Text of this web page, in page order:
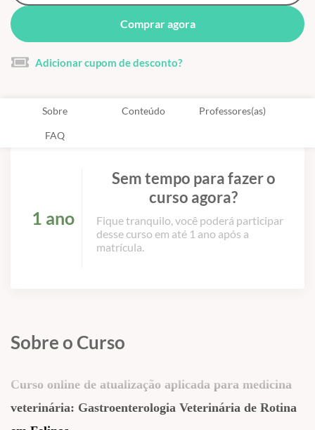
Comprar agora
Adicionar cupom de desconto?
Sobre Conteúdo Professores(as)
FAQ
1 ano
Sem tempo para fazer o
curso agora?
Fique tranquilo, você poderá participar
desse curso em até 1 ano após a
matrícula.
Sobre o Curso
Curso online de atualização aplicada para medicina
veterinária: Gastroenterologia Veterinária de Rotina